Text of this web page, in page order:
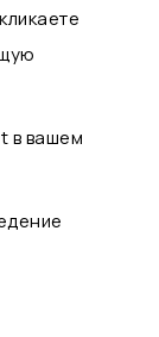
в вашем